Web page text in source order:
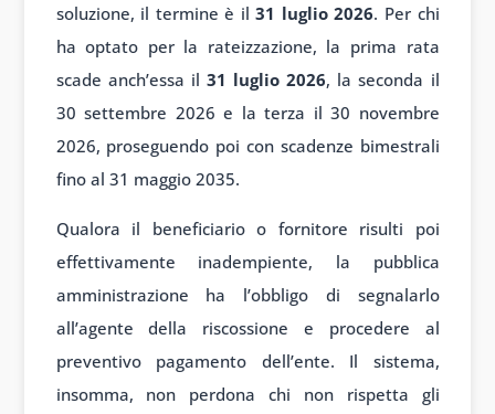
soluzione, il termine è il31 luglio 2026. Per chi
ha optato per la rateizzazione, la prima rata
scade anch’essa il 31 luglio 2026, la seconda il
30 settembre 2026 e la terza il 30 novembre
2026, proseguendo poi con scadenze bimestrali
fino al 31 maggio 2035.
Qualora il beneficiario o fornitore risulti poi
effettivamente inadempiente, la pubblica
amministrazione ha l’obbligo di segnalarlo
all’agente della riscossione e procedere al
preventivo pagamento dell’ente. Il sistema,
insomma, non perdona chi non rispetta gli